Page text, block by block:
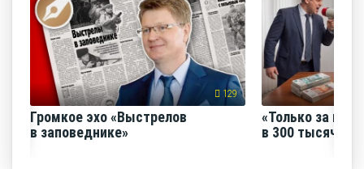
129
Громкое эхо «Выстрелов
в заповеднике»
«Только за
в 300 тысяч